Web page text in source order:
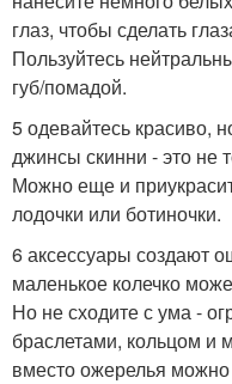
глаз, чтобы сделать
Пользуйтесь
губ/помадой.
5 одевайтесь красиво,
джинсы скинни - это не
Можно еще и
лодочки или ботиночки.
6 аксессуары создают
маленькое колечко
Но не сходите с ума -
браслетами, кольцом
вместо ожерелья